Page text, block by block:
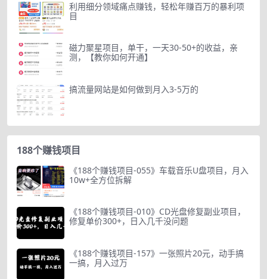
利用细分领域痛点赚钱，轻松年赚百万的暴利项
目
磁力聚星项目，单干，一天30-50+的收益，亲
测，【教你如何开通】
搞流量网站是如何做到月入3-5万的
188个赚钱项目
《188个赚钱项目-055》车载音乐U盘项目，月入
10w+全方位拆解
《188个赚钱项目-010》CD光盘修复副业项目，
修复单价300+，日入几千没问题
《188个赚钱项目-157》一张照片20元，动手搞
一搞，月入过万